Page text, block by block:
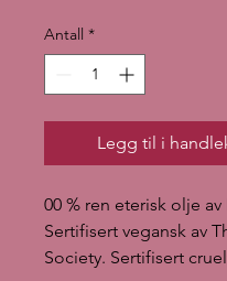
Antall *
Legg til i
00 % ren eterisk olje av
Sertifisert vegansk av
Society. Sertifisert